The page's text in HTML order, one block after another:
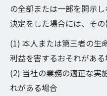
の全部または一部を開示
決定をした場合には、その
(1) 本人または第三者の生
利益を害するおそれがある
(2) 当社の業務の適正な実
れがある場合